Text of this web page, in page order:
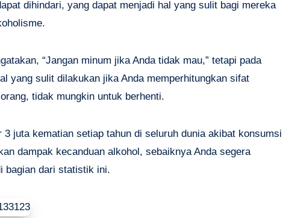
dihindari, yang dapat menjadi hal yang sulit bagi mereka
“Jangan minum jika Anda tidak mau,” tetapi pada
yang sulit dilakukan jika Anda memperhitungkan sifat
tidak mungkin untuk berhenti.
3 juta kematian setiap tahun di seluruh dunia akibat konsumsi
dampak kecanduan alkohol, sebaiknya Anda segera
bagian dari statistik ini.